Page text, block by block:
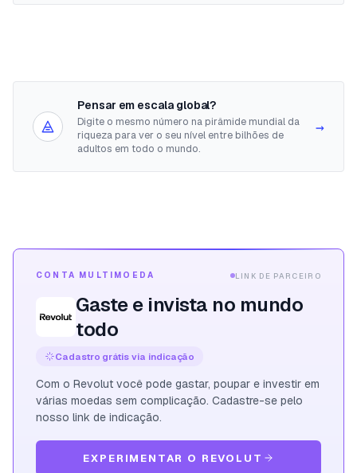
Pensar em escala global?
Digite o mesmo número na pirâmide mundial da
riqueza para ver o seu nível entre bilhões de
adultos em todo o mundo.
→
CONTA MULTIMOEDA LINK DE PARCEIRO
Gaste e invista no mundo
todo
Cadastro grátis via indicação
Com o Revolut você pode gastar, poupar e investir em
várias moedas sem complicação. Cadastre-se pelo
nosso link de indicação.
EXPERIMENTAR O REVOLUT